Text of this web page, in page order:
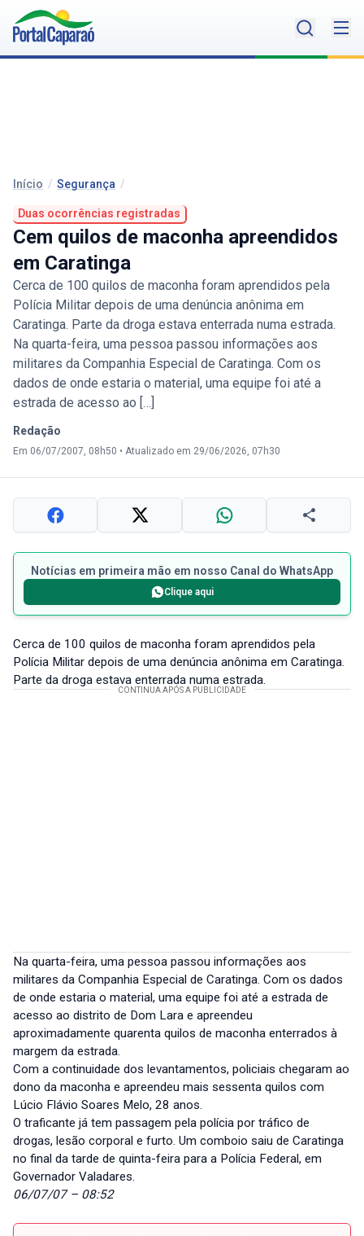
Início / Segurança /
Duas ocorrências registradas
Cem quilos de maconha apreendidos
em Caratinga
Cerca de 100 quilos de maconha foram aprendidos pela
Polícia Militar depois de uma denúncia anônima em
Caratinga. Parte da droga estava enterrada numa estrada.
Na quarta-feira, uma pessoa passou informações aos
militares da Companhia Especial de Caratinga. Com os
dados de onde estaria o material, uma equipe foi até a
estrada de acesso ao […]
Redação
Em 06/07/2007, 08h50 • Atualizado em 29/06/2026, 07h30
Notícias em primeira mão em nosso Canal do WhatsApp
Clique aqui
Cerca de 100 quilos de maconha foram aprendidos pela
Polícia Militar depois de uma denúncia anônima em Caratinga.
Parte da droga estava enterrada numa estrada.
Na quarta-feira, uma pessoa passou informações aos
militares da Companhia Especial de Caratinga. Com os dados
de onde estaria o material, uma equipe foi até a estrada de
acesso ao distrito de Dom Lara e apreendeu
aproximadamente quarenta quilos de maconha enterrados à
margem da estrada.
Com a continuidade dos levantamentos, policiais chegaram ao
dono da maconha e apreendeu mais sessenta quilos com
Lúcio Flávio Soares Melo, 28 anos.
O traficante já tem passagem pela polícia por tráfico de
drogas, lesão corporal e furto. Um comboio saiu de Caratinga
no final da tarde de quinta-feira para a Polícia Federal, em
Governador Valadares.
06/07/07 – 08:52